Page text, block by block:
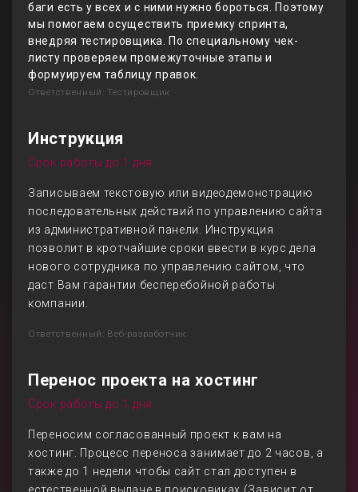
баги есть у всех и с ними нужно бороться. Поэтому
мы помогаем осуществить приемку спринта,
внедряя тестировщика. По специальному чек-
листу проверяем промежуточные этапы и
формуируем таблицу правок.
Ответственный: Тестировщик
Инструкция
Срок работы до 1 дня
Записываем текстовую или видеодемонстрацию
последовательных действий по управлению сайта
из административной панели. Инструкция
позволит в кротчайшие сроки ввести в курс дела
нового сотрудника по управлению сайтом, что
даст Вам гарантии бесперебойной работы
компании.
Ответственный: Веб-разработчик
Перенос проекта на хостинг
Срок работы до 1 дня
Переносим согласованный проект к вам на
хостинг. Процесс переноса занимает до 2 часов, а
также до 1 недели чтобы сайт стал доступен в